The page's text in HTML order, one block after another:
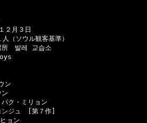
２月３日
（ソウル観客基準）
　발레 교습소
ン
ク・ミリョン
ジュ
[第７作]
ョン